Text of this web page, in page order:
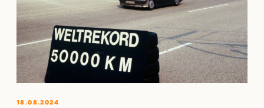
18.08.2024